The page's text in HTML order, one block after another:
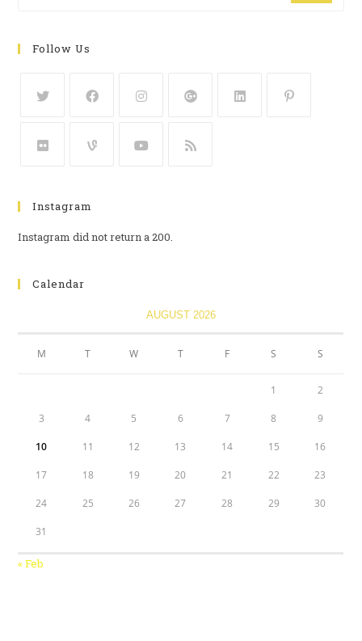
Follow Us
Instagram
Instagram did not return a 200.
Calendar
AUGUST 2026
M T W T F S S
1 2
3 4 5 6 7 8 9
10 11 12 13 14 15 16
17 18 19 20 21 22 23
24 25 26 27 28 29 30
31
« Feb